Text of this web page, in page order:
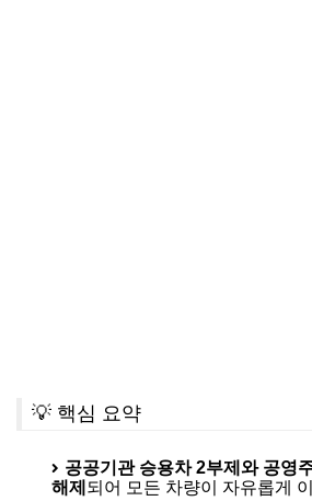
💡 핵심 요약
공공기관 승용차 2부제와 공영
해제 되어 모든 차량이 자유롭게